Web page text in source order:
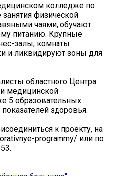
колледже по
физической
чаями, обучают
питанию. Крупные
залы, комнаты
и ликвидируют зоны для
областного Центра
медицинской
5 образовательных
здоровья.
к проекту, на
programmy/ или по